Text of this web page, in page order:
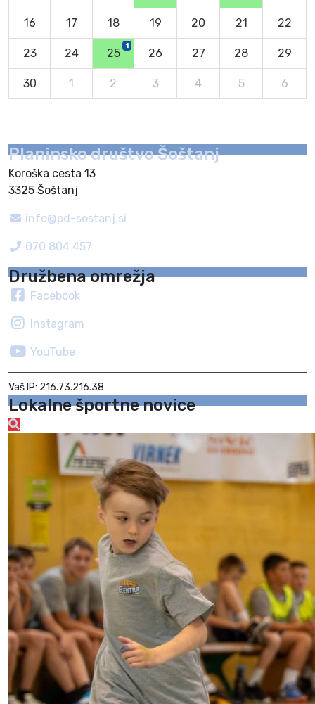
16 17 18 19 20 21 22
23 24 25
1
26 27 28 29
30 1 2 3 4 5 6
Planinsko društvo Šoštanj
Koroška cesta 13
3325 Šoštanj
info@pd-sostanj.si
070 804 457
Družbena omrežja
Facebook
Instagram
YouTube
Vaš IP: 216.73.216.38
Lokalne športne novice